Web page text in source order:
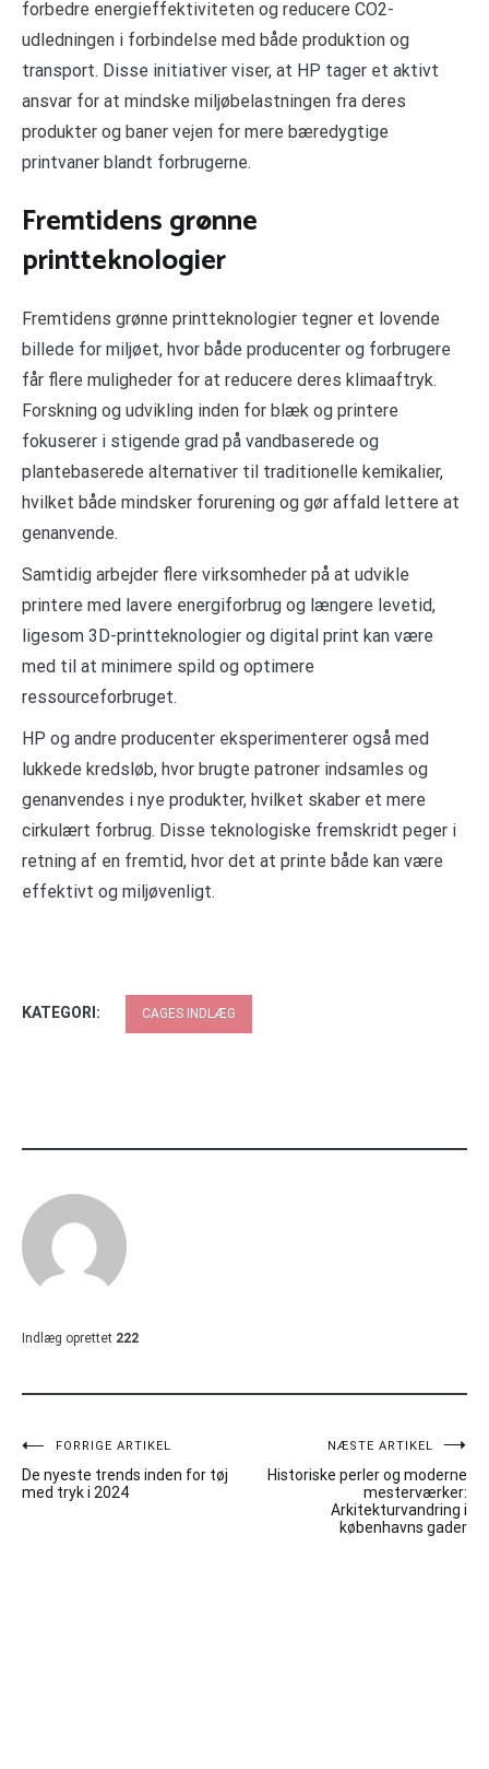
forbedre energieffektiviteten og reducere CO2-
udledningen i forbindelse med både produktion og
transport. Disse initiativer viser, at HP tager et aktivt
ansvar for at mindske miljøbelastningen fra deres
produkter og baner vejen for mere bæredygtige
printvaner blandt forbrugerne.
Fremtidens grønne
printteknologier
Fremtidens grønne printteknologier tegner et lovende
billede for miljøet, hvor både producenter og forbrugere
får flere muligheder for at reducere deres klimaaftryk.
Forskning og udvikling inden for blæk og printere
fokuserer i stigende grad på vandbaserede og
plantebaserede alternativer til traditionelle kemikalier,
hvilket både mindsker forurening og gør affald lettere at
genanvende.
Samtidig arbejder flere virksomheder på at udvikle
printere med lavere energiforbrug og længere levetid,
ligesom 3D-printteknologier og digital print kan være
med til at minimere spild og optimere
ressourceforbruget.
HP og andre producenter eksperimenterer også med
lukkede kredsløb, hvor brugte patroner indsamles og
genanvendes i nye produkter, hvilket skaber et mere
cirkulært forbrug. Disse teknologiske fremskridt peger i
retning af en fremtid, hvor det at printe både kan være
effektivt og miljøvenligt.
KATEGORI: CAGES INDLÆG
Indlæg oprettet 222
Indlægsnavigation
FORRIGE ARTIKEL
De nyeste trends inden for tøj
med tryk i 2024
NÆSTE ARTIKEL
Historiske perler og moderne
mesterværker:
Arkitekturvandring i
københavns gader